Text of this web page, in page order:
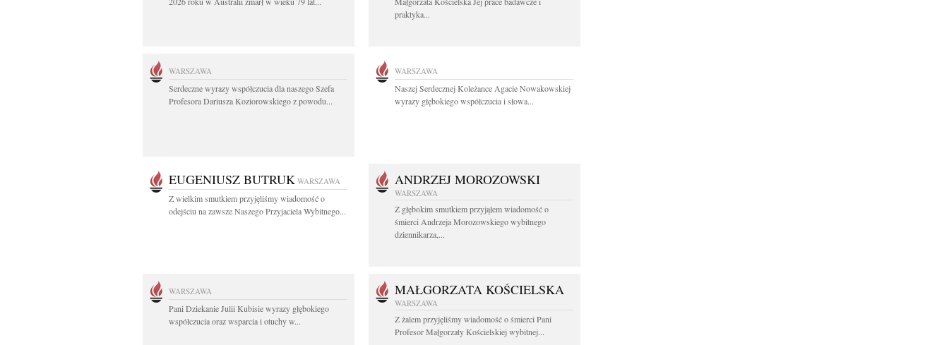
praktyka...
WARSZAWA
Serdeczne wyrazy współczucia dla naszego Szefa
Profesora Dariusza Koziorowskiego z powodu...
WARSZAWA
Naszej Serdecznej Koleżance Agacie Nowakowskiej
wyrazy głębokiego współczucia i słowa...
EUGENIUSZ BUTRUK WARSZAWA
Z wielkim smutkiem przyjęliśmy wiadomość o
odejściu na zawsze Naszego Przyjaciela Wybitnego...
ANDRZEJ MOROZOWSKI
WARSZAWA
Z głębokim smutkiem przyjąłem wiadomość o
śmierci Andrzeja Morozowskiego wybitnego
dziennikarza,...
WARSZAWA
Pani Dziekanie Julii Kubisie wyrazy głębokiego
współczucia oraz wsparcia i otuchy w...
MAŁGORZATA KOŚCIELSKA
WARSZAWA
Z żalem przyjęliśmy wiadomość o śmierci Pani
Profesor Małgorzaty Kościelskiej wybitnej...